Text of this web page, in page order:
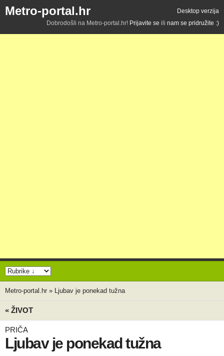
Metro-portal.hr
Desktop verzija
Dobrodošli na Metro-portal.hr! Prijavite se ili nam se pridružite :)
Metro-portal.hr » Ljubav je ponekad tužna
« ŽIVOT
PRIČA
Ljubav je ponekad tužna